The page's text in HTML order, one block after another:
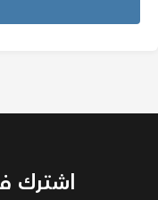
اشترك